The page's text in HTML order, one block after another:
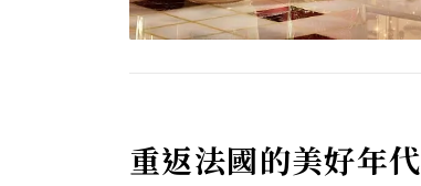
重返法國的美好年代